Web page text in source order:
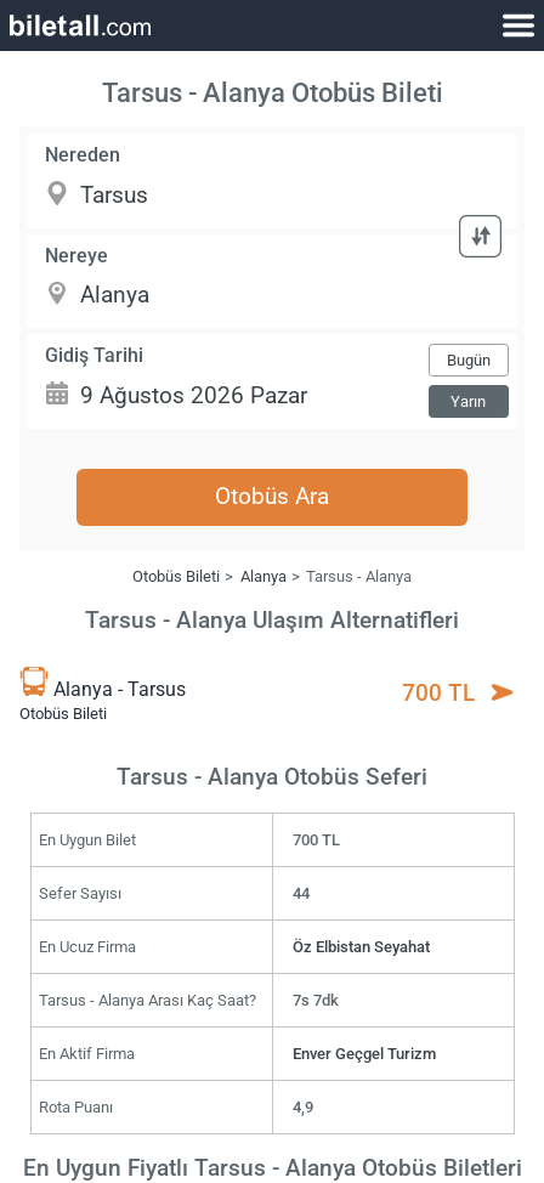
Tarsus - Alanya Otobüs Bileti
Nereden
Nereye
Gidiş Tarihi Bugün
Yarın
Otobüs Ara
Otobüs Bileti Alanya Tarsus - Alanya
Tarsus - Alanya Ulaşım Alternatifleri
Alanya - Tarsus
Otobüs Bileti
700 TL
Tarsus - Alanya Otobüs Seferi
En Uygun Bilet 700 TL
Sefer Sayısı 44
En Ucuz Firma Öz Elbistan Seyahat
Tarsus - Alanya Arası Kaç Saat? 7s 7dk
En Aktif Firma Enver Geçgel Turizm
Rota Puanı 4,9
En Uygun Fiyatlı Tarsus - Alanya Otobüs Biletleri